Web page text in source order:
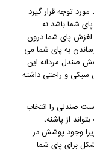
مورد توجه قرار گیرد
شما باشد نه
پای شما درون
به پای شما می
صندل مردانه این
سبکی و راحتی داشته
صندلی را انتخاب
از پاشنه،
وجود پوشش در
برای پای شما